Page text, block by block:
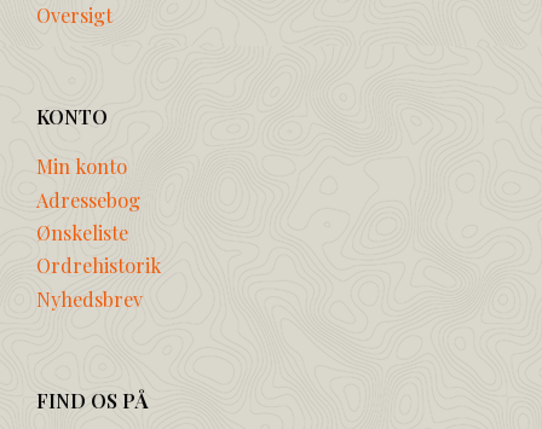
Oversigt
KONTO
Min konto
Adressebog
Ønskeliste
Ordrehistorik
Nyhedsbrev
FIND OS PÅ